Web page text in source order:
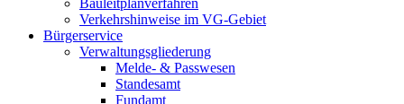
Bauleitplanverfahren
Verkehrshinweise im VG-Gebiet
Bürgerservice
Verwaltungsgliederung
Melde- & Passwesen
Standesamt
Fundamt